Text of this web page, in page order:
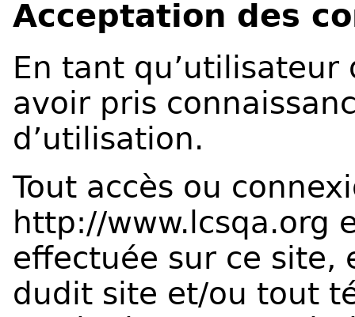
Acceptation des
En tant qu’utilisateur
avoir pris
d’utilisation.
Tout accès ou
http://www.lcsqa.org
effectuée sur ce
dudit site et/ou tout